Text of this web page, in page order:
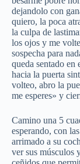
dejandolo con
quiero, la poca
la culpa de
los ojos y me
sospecha para
queda sentado
hacia la puerta
volteo, abro la
me esperes» y
Camino una 5
esperando, con
arrimado a su
ver sus músculos